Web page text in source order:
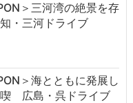
＞三河湾の絶景を存
・三河ドライブ
＞海とともに発展し
広島・呉ドライブ